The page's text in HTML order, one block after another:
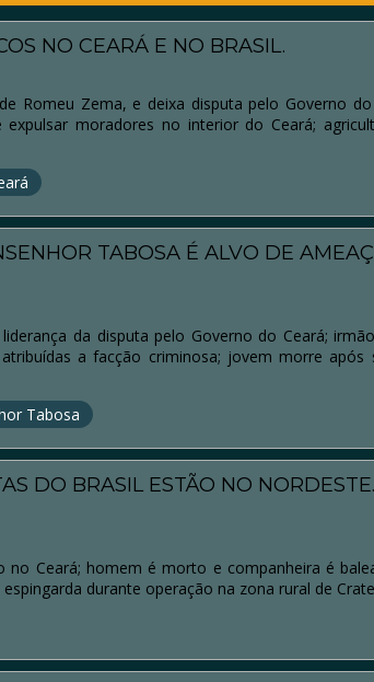
NO CEARÁ E NO BRASIL.
Romeu Zema, e deixa disputa pelo Governo
moradores no interior do Ceará;
TABOSA É ALVO DE
da disputa pelo Governo do Ceará;
a facção criminosa; jovem morre após
Tabosa
DO BRASIL ESTÃO NO NORDESTE.
no Ceará; homem é morto e companheira é
durante operação na zona rural de